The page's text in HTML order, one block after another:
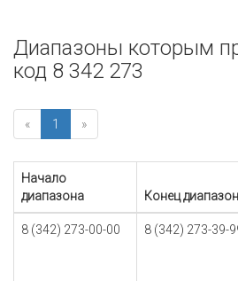
Диапазоны которым
код 8 342 273
« 1 »
Начало
диапазона
Конец
8 (342) 273-00-00 8 (342) 273-39-